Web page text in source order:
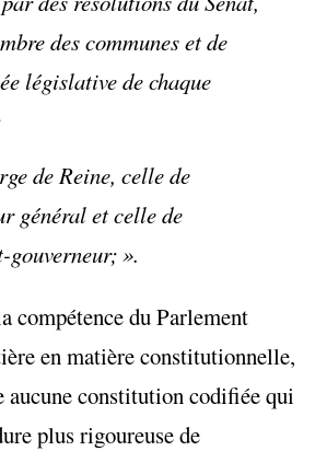
des communes et de
législative de chaque
de Reine, celle de
général et celle de
».
compétence du Parlement
en matière constitutionnelle,
aucune constitution codifiée qui
plus rigoureuse de